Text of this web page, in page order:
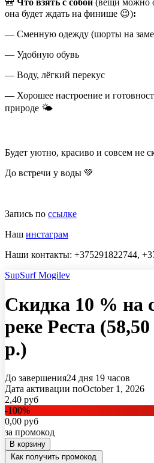
она будет ждать на финише 😉):
— Сменную одежду (шорты на
— Удобную обувь
— Воду, лёгкий перекус
— Хорошее настроение и
природе 🌤
Будет уютно, красиво и совсем не
До встречи у воды 💚
Запись по ссылке
Наш инстаграм
Наши контакты: +375291822744,
SupSurf Mogilev
Скидка 10 % на
реке Реста
р.)
До завершения24 дня 19 часов
Дата активации поOctober 1, 2026
2,40 руб
-100%
0,00 руб
за промокод
В корзину
Как получить промокод